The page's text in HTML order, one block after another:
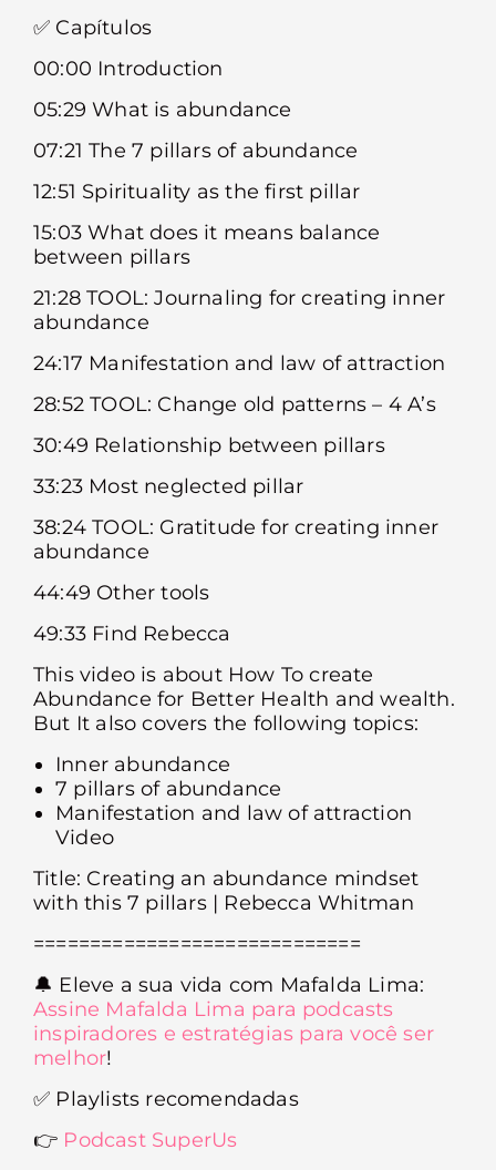
✅ Capítulos
00:00 Introduction
05:29 What is abundance
07:21 The 7 pillars of abundance
12:51 Spirituality as the first pillar
15:03 What does it means balance
between pillars
21:28 TOOL: Journaling for creating inner
abundance
24:17 Manifestation and law of attraction
28:52 TOOL: Change old patterns – 4 A’s
30:49 Relationship between pillars
33:23 Most neglected pillar
38:24 TOOL: Gratitude for creating inner
abundance
44:49 Other tools
49:33 Find Rebecca
This video is about How To create
Abundance for Better Health and wealth.
But It also covers the following topics:
Inner abundance
7 pillars of abundance
Manifestation and law of attraction
Video
Title: Creating an abundance mindset
with this 7 pillars | Rebecca Whitman
=============================
🔔 Eleve a sua vida com Mafalda Lima:
Assine Mafalda Lima para podcasts
inspiradores e estratégias para você ser
melhor!
✅ Playlists recomendadas
👉 Podcast SuperUs